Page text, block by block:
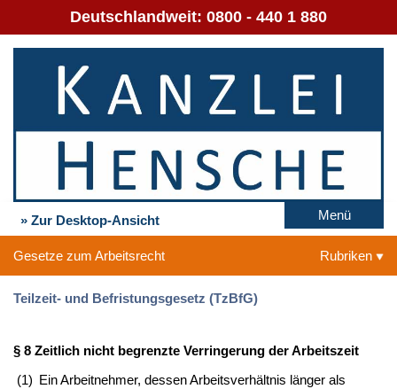
Deutschlandweit: 0800 - 440 1 880
» Zur Desktop-Ansicht Menü
Gesetze zum Arbeitsrecht Rubriken
Teilzeit- und Befristungsgesetz (TzBfG)
§ 8 Zeitlich nicht begrenzte Verringerung der Arbeitszeit
(1) Ein Arbeitnehmer, dessen Arbeitsverhältnis länger als